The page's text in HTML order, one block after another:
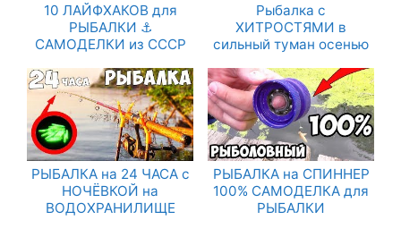
10 ЛАЙФХАКОВ для
РЫБАЛКИ ⚓
САМОДЕЛКИ из СССР
Рыбалка с
ХИТРОСТЯМИ в
сильный туман осенью
РЫБАЛКА на 24 ЧАСА с
НОЧЁВКОЙ на
ВОДОХРАНИЛИЩЕ
РЫБАЛКА на СПИННЕР
100% САМОДЕЛКА для
РЫБАЛКИ